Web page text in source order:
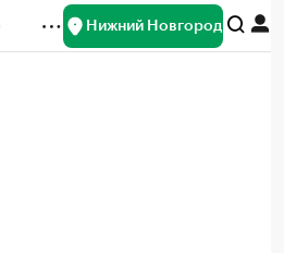
Нижний Новгород